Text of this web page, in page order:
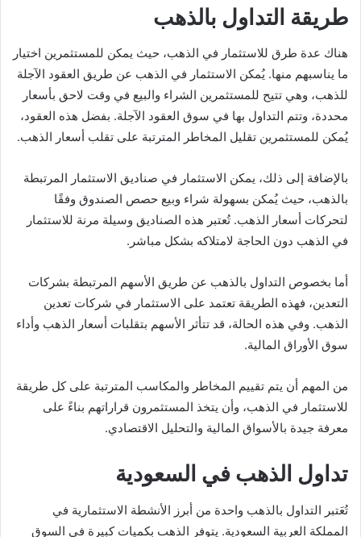
طريقة التداول بالذهب
هناك عدة طرق للاستثمار في الذهب، حيث يمكن للمستثمرين اختيار
ما يناسبهم منها. يُمكن الاستثمار في الذهب عن طريق العقود الآجلة
للذهب، وهي تتيح للمستثمرين الشراء والبيع في وقت لاحق بأسعار
محددة، وتتم التداول بها في سوق العقود الآجلة. بفضل هذه العقود،
يُمكن للمستثمرين تقليل المخاطر المترتبة على تقلب أسعار الذهب.
بالإضافة إلى ذلك، يمكن الاستثمار في صناديق الاستثمار المرتبطة
بالذهب، حيث يُمكن بسهولة شراء وبيع حصص الصندوق وفقًا
لتحركات أسعار الذهب. تُعتبر هذه الصناديق وسيلة مرنة للاستثمار
في الذهب دون الحاجة لامتلاكه بشكل مباشر.
أما بخصوص التداول بالذهب عن طريق الأسهم المرتبطة بشركات
التعدين، فهذه الطريقة تعتمد على الاستثمار في شركات تعدين
الذهب. وفي هذه الحالة، قد تتأثر الأسهم بتقلبات أسعار الذهب وأداء
سوق الأوراق المالية.
من المهم أن يتم تقييم المخاطر والمكاسب المترتبة على كل طريقة
للاستثمار في الذهب، وأن يتخذ المستثمرون قراراتهم بناءً على
معرفة جيدة بالأسواق المالية والتحليل الاقتصادي.
تداول الذهب في السعودية
تُعَتبر التداول بالذهب واحدة من أبرز الأنشطة الاستثمارية في
المملكة العربية السعودية. يتوفر الذهب بكميات كبيرة في السوق